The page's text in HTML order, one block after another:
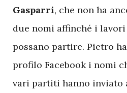
Gasparri, che non ha
due nomi affinché i
possano partire. Pietro
profilo Facebook i nomi
vari partiti hanno inviato